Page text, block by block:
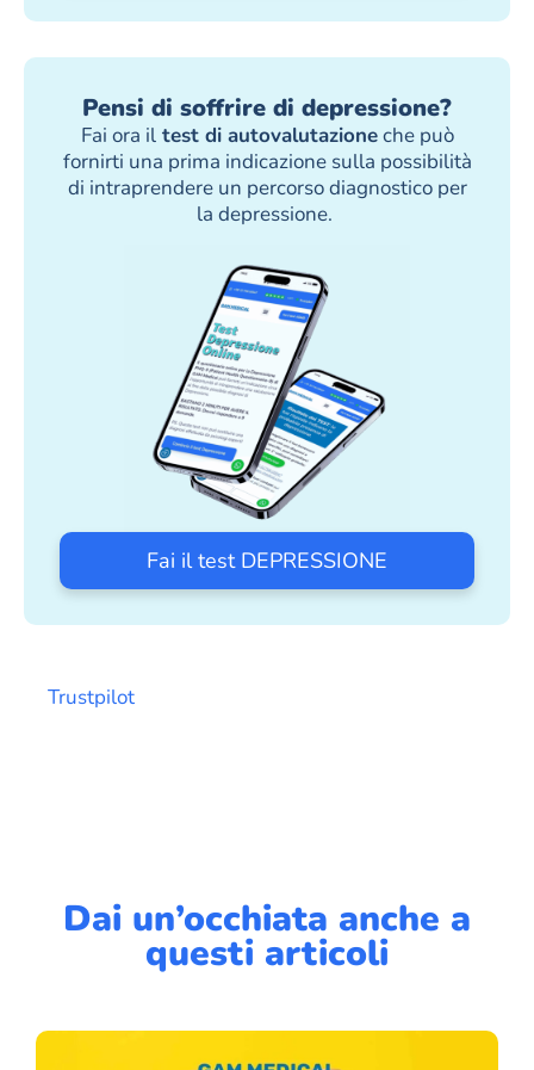
Pensi di soffrire di depressione?
Fai ora iltest di autovalutazioneche può
fornirti una prima indicazione sulla possibilità
di intraprendere un percorso diagnostico per
la depressione.
Fai il test DEPRESSIONE
Trustpilot
Dai un’occhiata anche a
questi articoli